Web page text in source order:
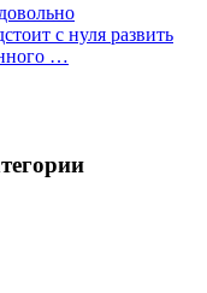
с нуля развить
…